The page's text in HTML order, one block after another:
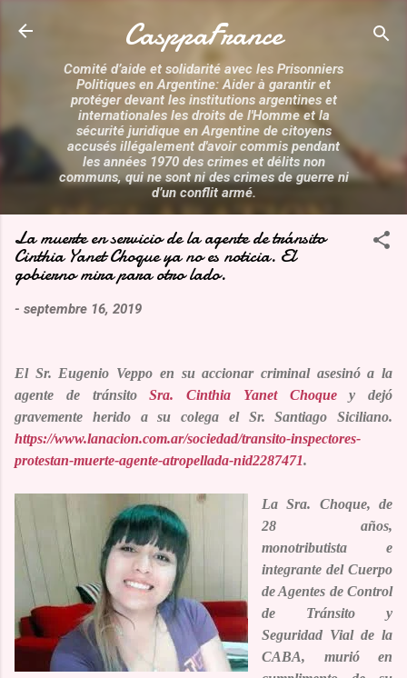
Accéder au contenu principal
CasppaFrance
Comité d’aide et solidarité avec les Prisonniers
Politiques en Argentine: Aider à garantir et
protéger devant les institutions argentines et
internationales les droits de l'Homme et la
sécurité juridique en Argentine de citoyens
accusés illégalement d'avoir commis pendant
les années 1970 des crimes et délits non
communs, qui ne sont ni des crimes de guerre ni
d’un conflit armé.
La muerte en servicio de la agente de tránsito
Cinthia Yanet Choque ya no es noticia. El
gobierno mira para otro lado.
- septembre 16, 2019
El Sr. Eugenio Veppo en su accionar criminal asesinó a la
agente de tránsitoSra. Cinthia Yanet Choque
y dejó
gravemente herido a su colega el Sr. Santiago Siciliano.
https://www.lanacion.com.ar/sociedad/transito-inspectores-
protestan-muerte-agente-atropellada-nid2287471.
LaSra. Choque, de
28 años,
monotributista e
integrante del Cuerpo
de Agentes de Control
de Tránsito y
Seguridad Vial de la
CABA, murió en